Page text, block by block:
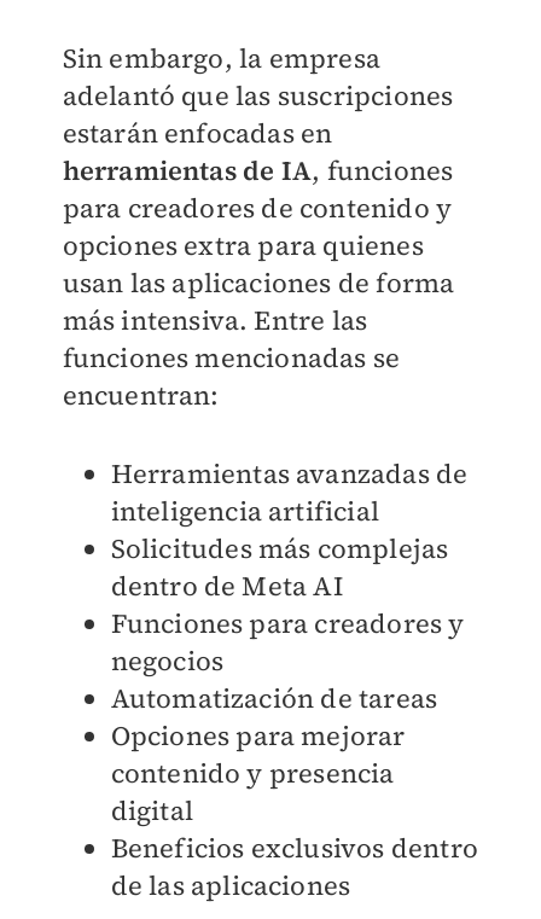
Sin embargo, la empresa
adelantó que las suscripciones
estarán enfocadas en
herramientas de IA, funciones
para creadores de contenido y
opciones extra para quienes
usan las aplicaciones de forma
más intensiva. Entre las
funciones mencionadas se
encuentran:
Herramientas avanzadas de
inteligencia artificial
Solicitudes más complejas
dentro de Meta AI
Funciones para creadores y
negocios
Automatización de tareas
Opciones para mejorar
contenido y presencia
digital
Beneficios exclusivos dentro
de las aplicaciones